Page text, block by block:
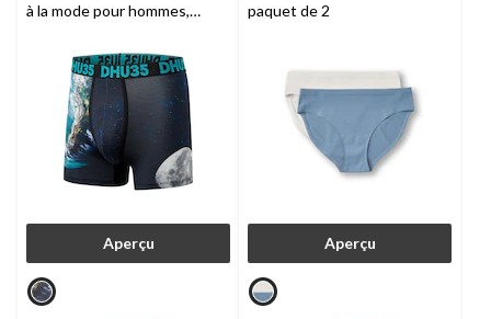
à la mode pour hommes,
Aperçu
paquet de 2
Aperçu